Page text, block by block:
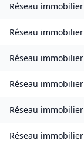
Réseau immobilier
Réseau immobilier
Réseau immobilier
Réseau immobilier
Réseau immobilier
Réseau immobilier